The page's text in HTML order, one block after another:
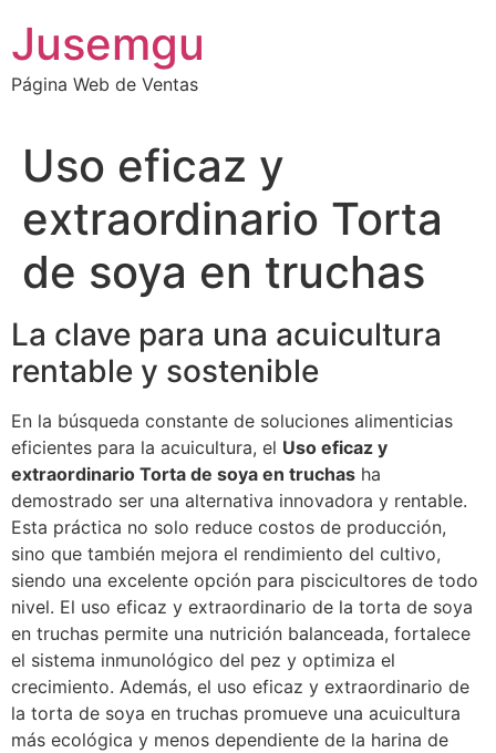
contenido
Jusemgu
Página Web de Ventas
Uso eficaz y
extraordinario Torta
de soya en truchas
La clave para una acuicultura
rentable y sostenible
En la búsqueda constante de soluciones alimenticias
eficientes para la acuicultura, el Uso eficaz y
extraordinario Torta de soya en truchas ha
demostrado ser una alternativa innovadora y rentable.
Esta práctica no solo reduce costos de producción,
sino que también mejora el rendimiento del cultivo,
siendo una excelente opción para piscicultores de todo
nivel. El uso eficaz y extraordinario de la torta de soya
en truchas permite una nutrición balanceada, fortalece
el sistema inmunológico del pez y optimiza el
crecimiento. Además, el uso eficaz y extraordinario de
la torta de soya en truchas promueve una acuicultura
más ecológica y menos dependiente de la harina de